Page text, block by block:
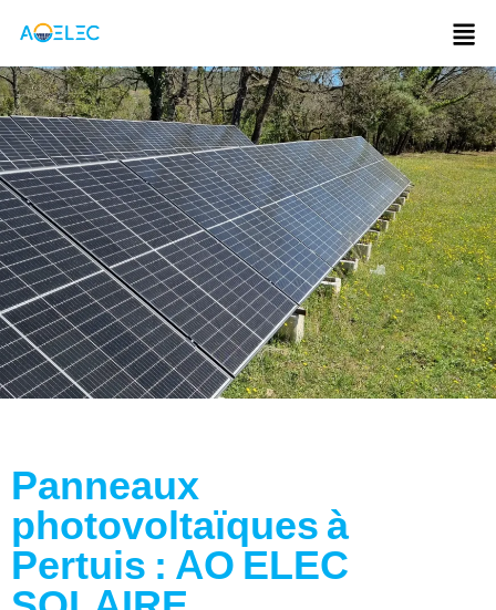
Panneaux
photovoltaïques à
Pertuis : AO ELEC